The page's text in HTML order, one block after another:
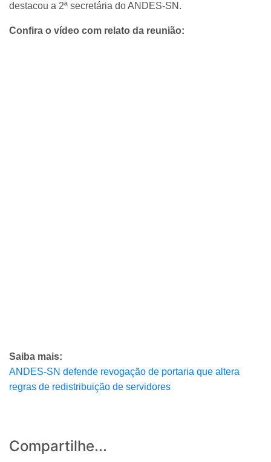
destacou a 2ª secretária do ANDES-SN.
Confira o vídeo com relato da reunião:
Saiba mais:
ANDES-SN defende revogação de portaria que altera
regras de redistribuição de servidores
Compartilhe...